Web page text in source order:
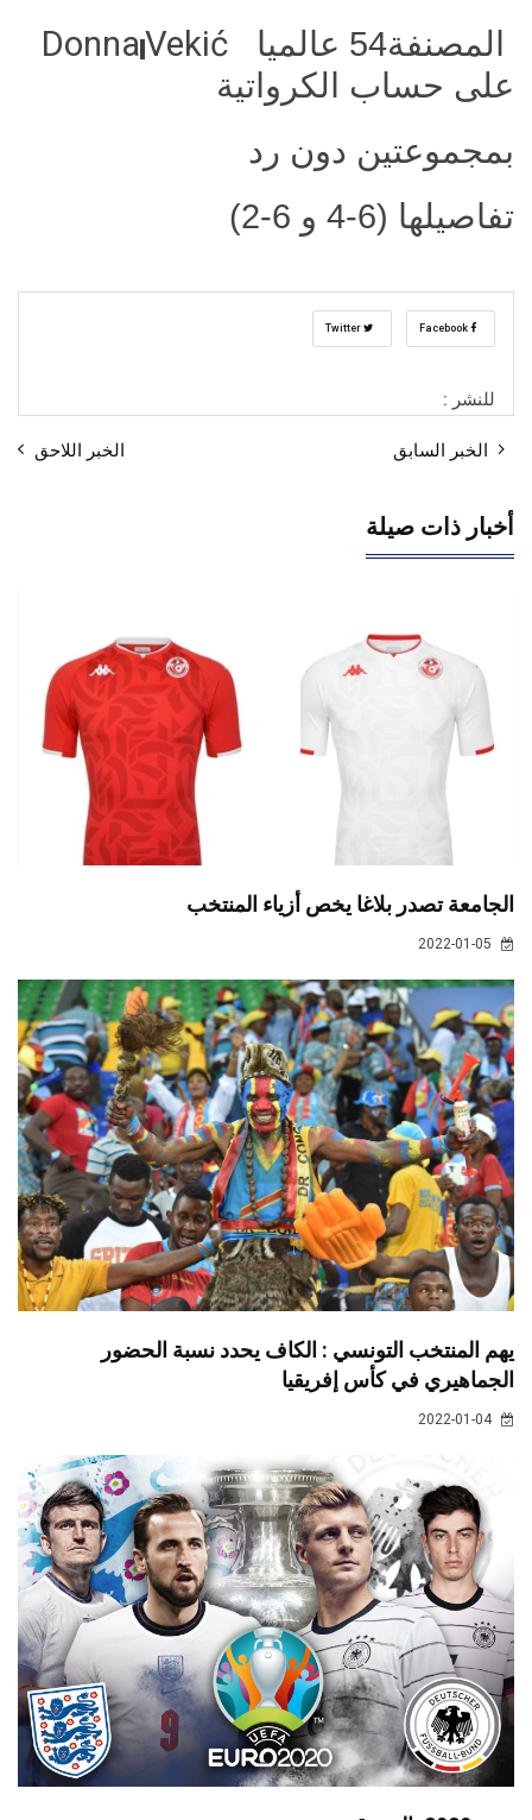
المصنفة54 عالميا DonnaVekić
على حساب الكرواتية
بمجموعتين دون رد
تفاصيلها (6-4 و 6-2)
للنشر :
الخبر السابق الخبر اللاحق
أخبار ذات صيلة
الجامعة تصدر بلاغا يخص أزياء المنتخب
يهم المنتخب التونسي : الكاف يحدد نسبة الحضور
الجماهيري في كأس إفريقيا
2022-01-04